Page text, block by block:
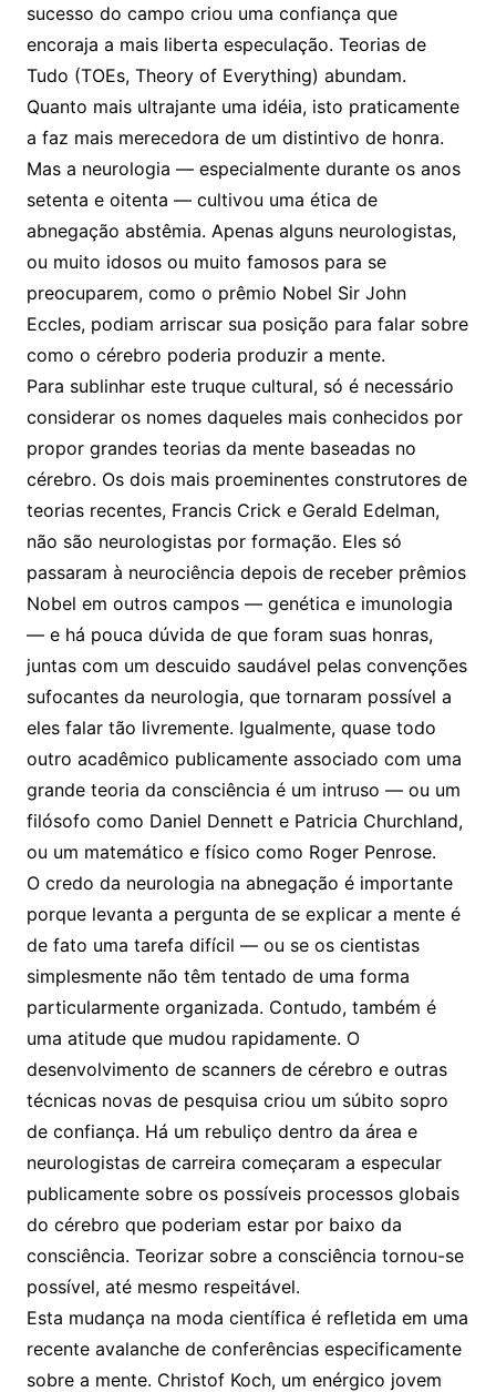
sucesso do campo criou uma confiança que
encoraja a mais liberta especulação. Teorias de
Tudo (TOEs, Theory of Everything) abundam.
Quanto mais ultrajante uma idéia, isto praticamente
a faz mais merecedora de um distintivo de honra.
Mas a neurologia — especialmente durante os anos
setenta e oitenta — cultivou uma ética de
abnegação abstêmia. Apenas alguns neurologistas,
ou muito idosos ou muito famosos para se
preocuparem, como o prêmio Nobel Sir John
Eccles, podiam arriscar sua posição para falar sobre
como o cérebro poderia produzir a mente.
Para sublinhar este truque cultural, só é necessário
considerar os nomes daqueles mais conhecidos por
propor grandes teorias da mente baseadas no
cérebro. Os dois mais proeminentes construtores de
teorias recentes, Francis Crick e Gerald Edelman,
não são neurologistas por formação. Eles só
passaram à neurociência depois de receber prêmios
Nobel em outros campos — genética e imunologia
— e há pouca dúvida de que foram suas honras,
juntas com um descuido saudável pelas convenções
sufocantes da neurologia, que tornaram possível a
eles falar tão livremente. Igualmente, quase todo
outro acadêmico publicamente associado com uma
grande teoria da consciência é um intruso — ou um
filósofo como Daniel Dennett e Patricia Churchland,
ou um matemático e físico como Roger Penrose.
O credo da neurologia na abnegação é importante
porque levanta a pergunta de se explicar a mente é
de fato uma tarefa difícil — ou se os cientistas
simplesmente não têm tentado de uma forma
particularmente organizada. Contudo, também é
uma atitude que mudou rapidamente. O
desenvolvimento de scanners de cérebro e outras
técnicas novas de pesquisa criou um súbito sopro
de confiança. Há um rebuliço dentro da área e
neurologistas de carreira começaram a especular
publicamente sobre os possíveis processos globais
do cérebro que poderiam estar por baixo da
consciência. Teorizar sobre a consciência tornou-se
possível, até mesmo respeitável.
Esta mudança na moda científica é refletida em uma
recente avalanche de conferências especificamente
sobre a mente. Christof Koch, um enérgico jovem